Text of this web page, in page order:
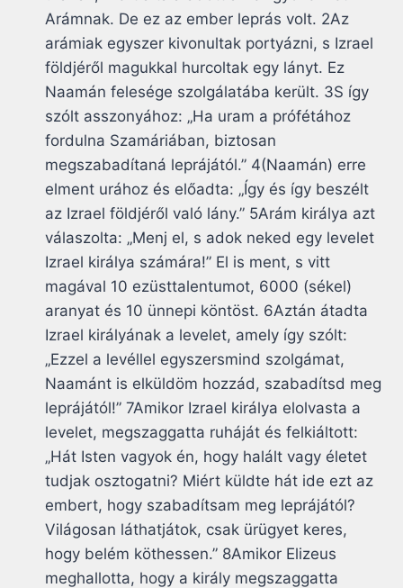
Arámnak. De ez az ember leprás volt. 2Az
arámiak egyszer kivonultak portyázni, s Izrael
földjéről magukkal hurcoltak egy lányt. Ez
Naamán felesége szolgálatába került. 3S így
szólt asszonyához: „Ha uram a prófétához
fordulna Szamáriában, biztosan
megszabadítaná leprájától.” 4(Naamán) erre
elment urához és előadta: „Így és így beszélt
az Izrael földjéről való lány.” 5Arám királya azt
válaszolta: „Menj el, s adok neked egy levelet
Izrael királya számára!” El is ment, s vitt
magával 10 ezüsttalentumot, 6000 (sékel)
aranyat és 10 ünnepi köntöst. 6Aztán átadta
Izrael királyának a levelet, amely így szólt:
„Ezzel a levéllel egyszersmind szolgámat,
Naamánt is elküldöm hozzád, szabadítsd meg
leprájától!” 7Amikor Izrael királya elolvasta a
levelet, megszaggatta ruháját és felkiáltott:
„Hát Isten vagyok én, hogy halált vagy életet
tudjak osztogatni? Miért küldte hát ide ezt az
embert, hogy szabadítsam meg leprájától?
Világosan láthatjátok, csak ürügyet keres,
hogy belém köthessen.” 8Amikor Elizeus
meghallotta, hogy a király megszaggatta